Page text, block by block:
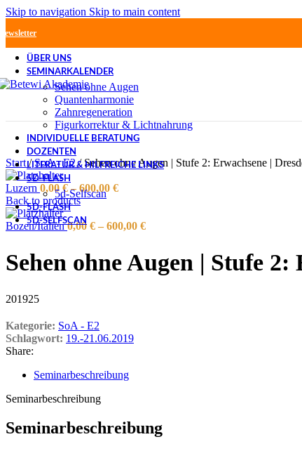
Skip to navigation Skip to main content
ÜBER UNS
SEMINARKALENDER
Sehen ohne Augen
Quantenharmonie
Zahnregeneration
Figurkorrektur & Lichtnahrung
INDIVIDUELLE BERATUNG
DOZENTEN
LITERATUR & HILFREICHE LINKS
5D-FLASH
5d-Selfscan
5D-FLASH
5D-SELFSCAN
Start/ SoA - E2/ Sehen ohne Augen | Stufe 2: Erwachsene |
Luzern 0,00 €– 600,00 €
Back to products
Bozen/Italien0,00 € – 600,00 €
Sehen ohne Augen | Stufe
201925
Kategorie: SoA - E2
Schlagwort: 19.-21.06.2019
Share:
Seminarbeschreibung
Seminarbeschreibung
Seminarbeschreibung